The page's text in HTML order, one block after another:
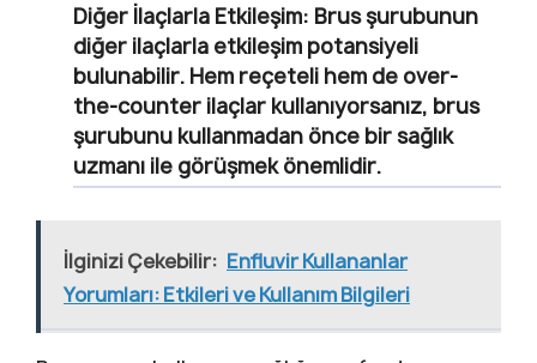
Diğer İlaçlarla Etkileşim: Brus şurubunun
diğer ilaçlarla etkileşim potansiyeli
bulunabilir. Hem reçeteli hem de over-
the-counter ilaçlar kullanıyorsanız, brus
şurubunu kullanmadan önce bir sağlık
uzmanı ile görüşmek önemlidir.
İlginizi Çekebilir: Enfluvir Kullananlar
Yorumları: Etkileri ve Kullanım Bilgileri